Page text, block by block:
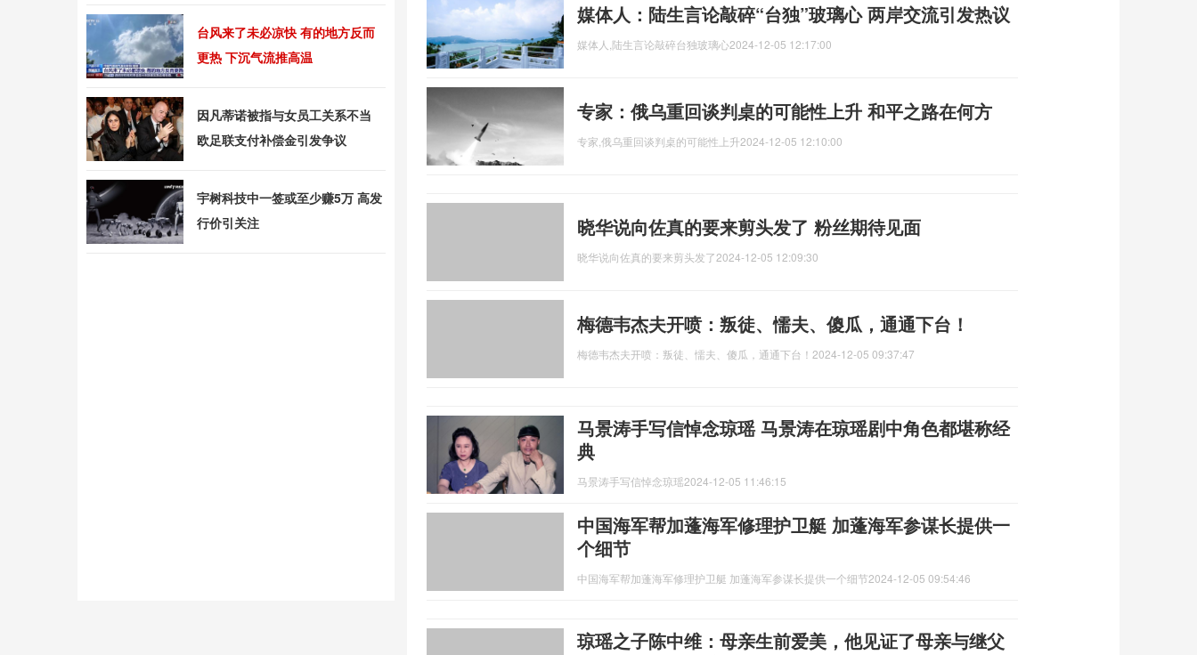
媒体人：陆生言论敲碎“台独”玻璃心 两岸交流引发热议
媒体人,陆生言论敲碎台独玻璃心2024-12-05 12:17:00
专家：俄乌重回谈判桌的可能性上升 和平之路在何方
专家,俄乌重回谈判桌的可能性上升2024-12-05 12:10:00
晓华说向佐真的要来剪头发了 粉丝期待见面
晓华说向佐真的要来剪头发了2024-12-05 12:09:30
梅德韦杰夫开喷：叛徒、懦夫、傻瓜，通通下台！
梅德韦杰夫开喷：叛徒、懦夫、傻瓜，通通下台！ 2024-12-05 09:37:47
马景涛手写信悼念琼瑶 马景涛在琼瑶剧中角色都堪称经
典
马景涛手写信悼念琼瑶2024-12-05 11:46:15
中国海军帮加蓬海军修理护卫艇 加蓬海军参谋长提供一
个细节
中国海军帮加蓬海军修理护卫艇 加蓬海军参谋长提供一个细节2024-12-05 09:54:46
琼瑶之子陈中维：母亲生前爱美，他见证了母亲与继父
台风来了未必凉快 有的地方反而
更热 下沉气流推高温
因凡蒂诺被指与女员工关系不当
欧足联支付补偿金引发争议
宇树科技中一签或至少赚5万 高发
行价引关注